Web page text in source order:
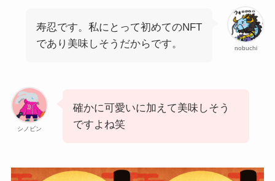
nobuchi
寿忍です。私にとって初めてのNFT
であり美味しそうだからです。
シノビン
確かに可愛いに加えて美味しそう
ですよね笑